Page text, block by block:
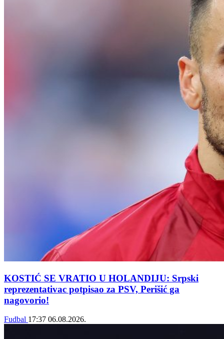
KOSTIĆ SE VRATIO U HOLANDIJU: Srpski
reprezentativac potpisao za PSV, Perišić ga
nagovorio!
Fudbal 17:37 06.08.2026.